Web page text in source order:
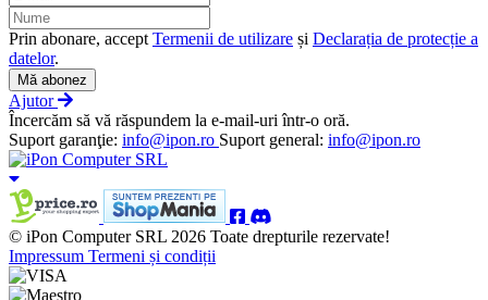
Prin abonare, accept Termenii de utilizare și Declarația de protecție a
datelor.
Mă abonez
Ajutor
Încercăm să vă răspundem la e-mail-uri într-o oră.
Suport garanţie: info@ipon.ro Suport general: info@ipon.ro
© iPon Computer SRL 2026 Toate drepturile rezervate!
Impressum Termeni și condiții